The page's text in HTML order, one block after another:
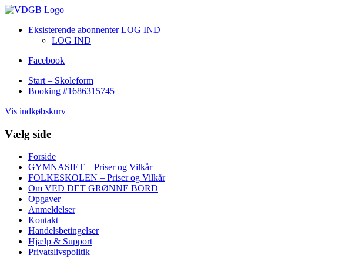
Eksisterende abonnenter LOG IND
LOG IND
Facebook
Start – Skoleform
Booking #1686315745
Vis indkøbskurv
Vælg side
Forside
GYMNASIET – Priser og Vilkår
FOLKESKOLEN – Priser og Vilkår
Om VED DET GRØNNE BORD
Opgaver
Anmeldelser
Kontakt
Handelsbetingelser
Hjælp & Support
Privatslivspolitik